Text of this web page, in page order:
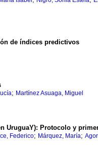
de índices predictivos
; Martínez Asuaga, Miguel
UruguaY): Protocolo y
Federico; Márquez, María;